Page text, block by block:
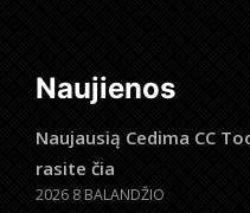
Naujienos
Naujausią Cedima CC
rasite čia
2026 8 BALANDŽIO